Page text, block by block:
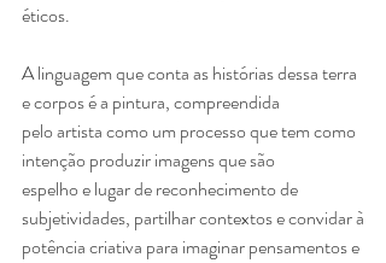
éticos.
A linguagem que conta as histórias dessa terra
e corpos é a pintura, compreendida
pelo artista como um processo que tem como
intenção produzir imagens que são
espelho e lugar de reconhecimento de
subjetividades, partilhar contextos e convidar à
potência criativa para imaginar pensamentos e